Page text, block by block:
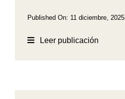
Published On: 11 diciembre, 2025
Leer publicación